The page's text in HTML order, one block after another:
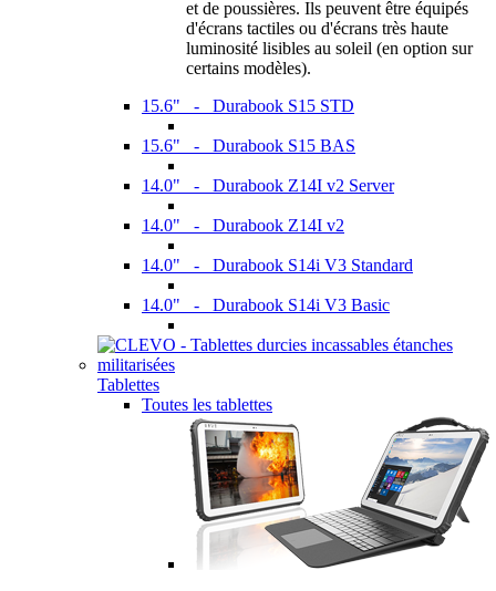
et de poussières. Ils peuvent être équipés
d'écrans tactiles ou d'écrans très haute
luminosité lisibles au soleil (en option sur
certains modèles).
15.6" - Durabook S15 STD
15.6" - Durabook S15 BAS
14.0" - Durabook Z14I v2 Server
14.0" - Durabook Z14I v2
14.0" - Durabook S14i V3 Standard
14.0" - Durabook S14i V3 Basic
Tablettes
Toutes les tablettes